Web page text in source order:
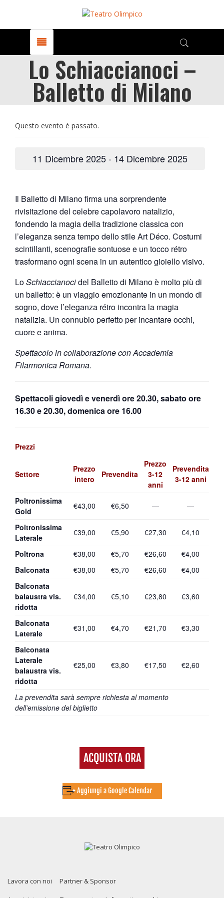
Lo Schiaccianoci –
Balletto di Milano
Questo evento è passato.
11 Dicembre 2025- 14 Dicembre 2025
Il Balletto di Milano firma una sorprendente
rivisitazione del celebre capolavoro natalizio,
fondendo la magia della tradizione classica con
l’eleganza senza tempo dello stile Art Déco. Costumi
scintillanti, scenografie sontuose e un tocco rétro
trasformano ogni scena in un autentico gioiello visivo.
LoSchiaccianocidel Balletto di Milano è molto più di
un balletto: è un viaggio emozionante in un mondo di
sogno, dove l’eleganza rétro incontra la magia
natalizia. Un connubio perfetto per incantare occhi,
cuore e anima.
Spettacolo in collaborazione con Accademia
Filarmonica Romana.
Spettacoli giovedì e venerdì ore 20.30, sabato ore
16.30 e 20.30, domenica ore 16.00
Prezzi
Settore
Prezzo
intero
Prevendita
Prezzo
3-12
anni
Prevendita
3-12 anni
La prevendita sarà sempre richiesta al momento
dell’emissione del biglietto
Poltronissima
Gold
€43,00 €6,50 — —
Poltronissima
Laterale
€39,00 €5,90 €27,30 €4,10
Poltrona €38,00 €5,70 €26,60
€4,00
Balconata
€38,00 €5,70 €26,60
€4,00
Balconata
balaustra vis.
ridotta
€34,00 €5,10 €23,80 €3,60
Balconata
Laterale
€31,00 €4,70 €21,70 €3,30
Balconata
Laterale
balaustra vis.
ridotta
€25,00 €3,80 €17,50 €2,60
ACQUISTA ORA
+ Aggiungi a Google Calendar
Lavora con noi Partner & Sponsor